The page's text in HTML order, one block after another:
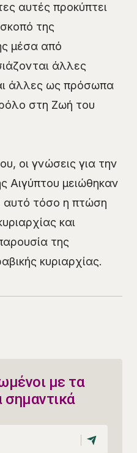
αυτές προκύπτει
της
μέσα από
άλλες
άλλες ως πρόσωπα
ρόλο στη Ζωή του
οι γνώσεις για την
Αιγύπτου μειώθηκαν
τόσο η πτώση
και
της
κυριαρχίας.
με τα
σημαντικά